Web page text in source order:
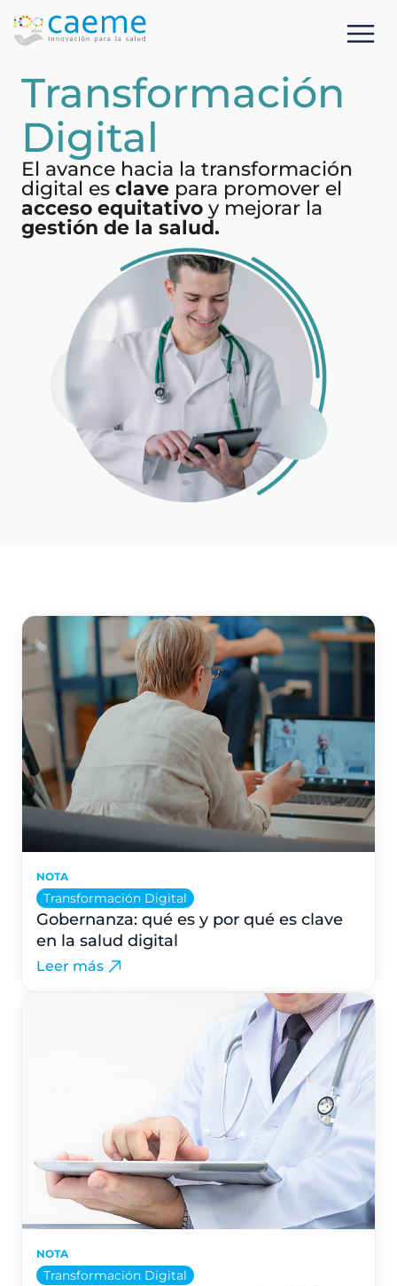
Transformación
Digital
El avance hacia la transformación
digital es clave para promover el
acceso equitativo y mejorar la
gestión de la salud.
NOTA
Transformación Digital
Gobernanza: qué es y por qué es clave
en la salud digital
Leer más
NOTA
Transformación Digital